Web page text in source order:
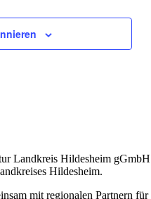
Landkreis Hildesheim gGmbH
Hildesheim.
mit regionalen Partnern für